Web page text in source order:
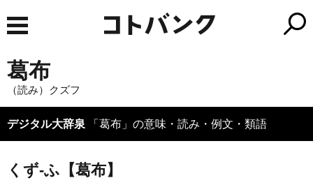
葛布
（読み）クズフ
デジタル大辞泉 「葛布」の意味・読み・例文・類語
くず‐ふ【葛布】